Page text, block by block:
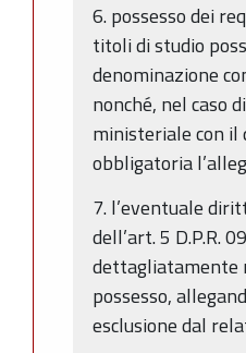
6. possesso dei
titoli di studio
denominazione
nonché, nel caso
ministeriale con il
obbligatoria
7. l’eventuale
dell’art. 5 D.P.R.
dettagliatamente
possesso,
esclusione dal